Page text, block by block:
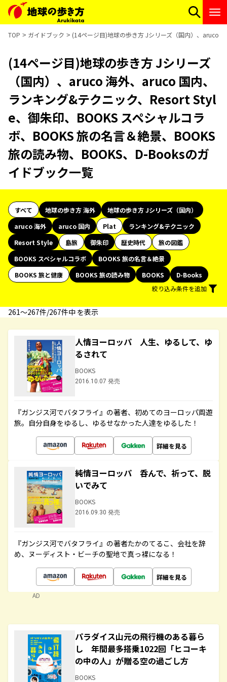
TOP ガイドブック (14ページ目)地球の歩き方 Jシリーズ（国内）、aruco
(14ページ目)地球の歩き方 Jシリーズ
（国内）、aruco 海外、aruco 国内、
ランキング&テクニック、Resort Styl
e、御朱印、BOOKS スペシャルコラ
ボ、BOOKS 旅の名言＆絶景、BOOKS
旅の読み物、BOOKS、D-Booksのガ
イドブック一覧
すべて 地球の歩き方 海外
地球の歩き方 Jシリーズ（国内）
aruco 海外
aruco 国内 Plat
ランキング&テクニック
Resort Style
島旅 御朱印 歴史時代
旅の図鑑
BOOKS スペシャルコラボ
BOOKS 旅の名言＆絶景
BOOKS 旅と健康
BOOKS 旅の読み物 BOOKS
D-Books
絞り込み条件を追加
261〜267件/267件中 を表示
人情ヨーロッパ 人生、ゆるして、ゆ
るされて
BOOKS
2016.10.07 発売
『ガンジス河でバタフライ』の著者、初めてのヨーロッパ周遊
旅。自分自身をゆるし、ゆるせなかった人達をゆるした！
詳細を見る
純情ヨーロッパ 呑んで、祈って、脱
いでみて
BOOKS
2016.09.30 発売
『ガンジス河でバタフライ』の著者たかのてるこ、会社を辞
め、ヌーディスト・ビーチの聖地で真っ裸になる！
詳細を見る
AD
パラダイス山元の飛行機のある暮ら
し 年間最多搭乗1022回「ヒコーキ
の中の人」が贈る空の過ごし方
BOOKS